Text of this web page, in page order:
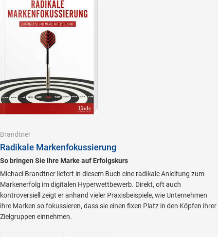
Brandtner
Radikale Markenfokussierung
So bringen Sie Ihre Marke auf Erfolgskurs
Michael Brandtner liefert in diesem Buch eine radikale Anleitung zum
Markenerfolg im digitalen Hyperwettbewerb. Direkt, oft auch
kontroversiell zeigt er anhand vieler Praxisbeispiele, wie Unternehmen
ihre Marken so fokussieren, dass sie einen fixen Platz in den Köpfen ihrer
Zielgruppen einnehmen.